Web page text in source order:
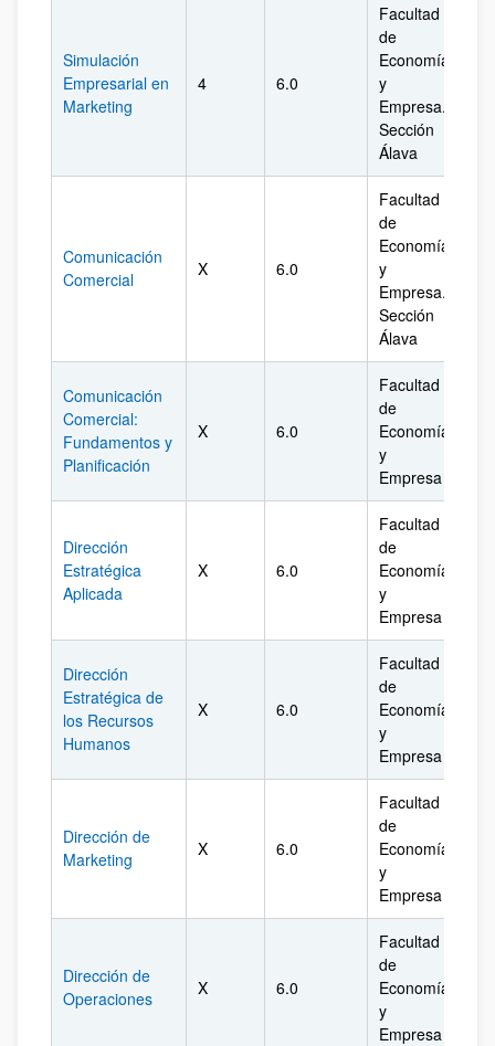
Simulación
Empresarial en
Marketing
4 6.0
Facultad
de
Economía
y
Empresa.
Sección
Álava
Comunicación
Comercial
X 6.0
Facultad
de
Economía
y
Empresa.
Sección
Álava
Comunicación
Comercial:
Fundamentos y
Planificación
X 6.0
Facultad
de
Economía
y
Empresa
Dirección
Estratégica
Aplicada
X 6.0
Facultad
de
Economía
y
Empresa
Dirección
Estratégica de
los Recursos
Humanos
X 6.0
Facultad
de
Economía
y
Empresa
Dirección de
Marketing
X 6.0
Facultad
de
Economía
y
Empresa
Dirección de
Operaciones
X 6.0
Facultad
de
Economía
y
Empresa